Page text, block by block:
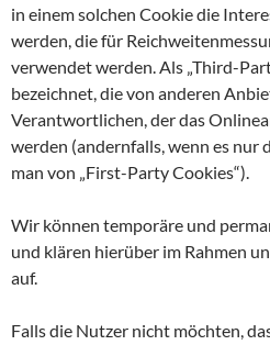
in einem solchen Cookie die
werden, die für
verwendet werden. Als „Third-
bezeichnet, die von anderen
Verantwortlichen, der das
werden (andernfalls, wenn es nur
man von „First-Party Cookies“).
Wir können temporäre und
und klären hierüber im Rahmen
auf.
Falls die Nutzer nicht möchten,